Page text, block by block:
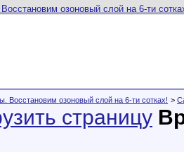
Восстановим озоновый слой на 6-ти сотках! >